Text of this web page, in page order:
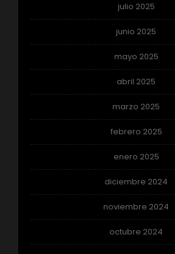
julio 2025
junio 2025
mayo 2025
abril 2025
marzo 2025
febrero 2025
enero 2025
diciembre 2024
noviembre 2024
octubre 2024